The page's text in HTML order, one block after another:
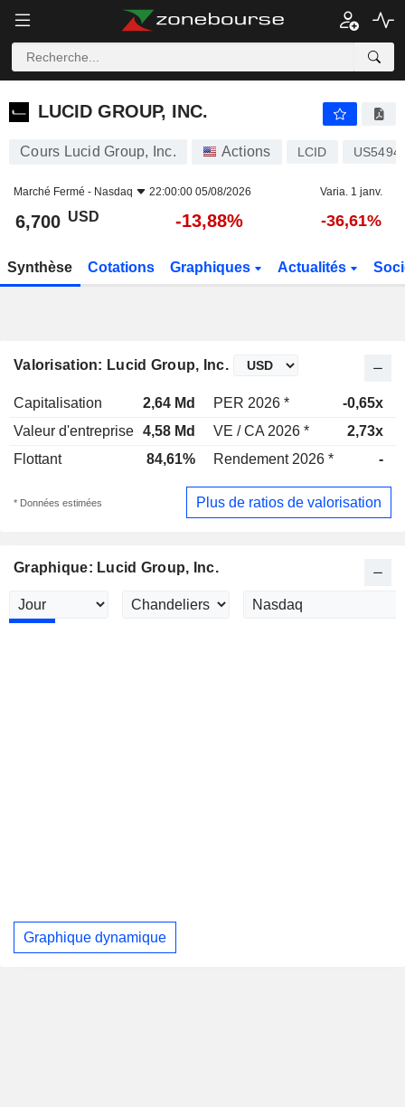
LUCID GROUP, INC.
LUCID GROUP, INC.
Cours Lucid Group, Inc. Actions LCID
Marché Fermé - Nasdaq 22:00:00 05/08/2026 Varia. 1 janv.
6,700 USD -13,88% -36,61%
Synthèse Cotations Graphiques Actualités
Valorisation: Lucid Group, Inc.
Capitalisation 2,64 Md PER 2026 * -0,65x
Valeur d'entreprise 4,58 Md VE / CA 2026 * 2,73x
Flottant
84,61% Rendement 2026 * -
* Données estimées Plus de ratios de valorisation
Graphique: Lucid Group, Inc.
Graphique dynamique